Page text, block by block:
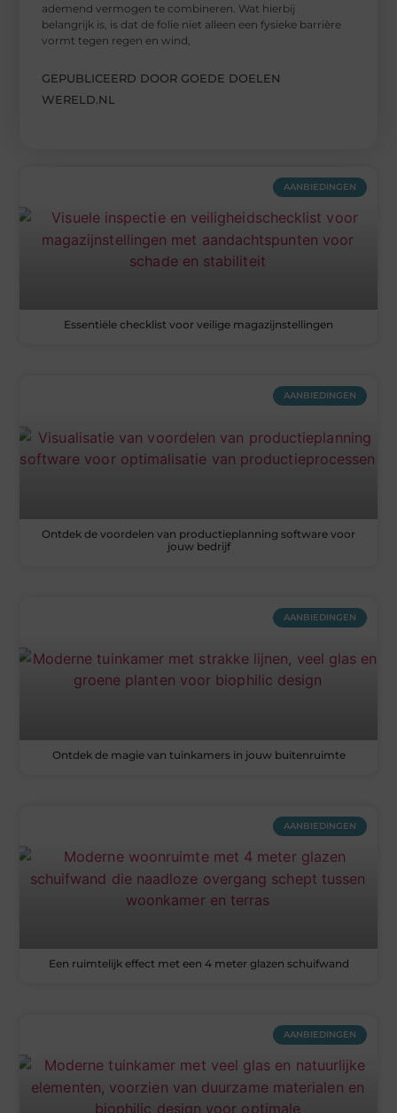
ademend vermogen te combineren. Wat hierbij
belangrijk is, is dat de folie niet alleen een fysieke barrière
vormt tegen regen en wind,
GEPUBLICEERD DOOR GOEDE DOELEN
WERELD.NL
AANBIEDINGEN
Essentiële checklist voor veilige magazijnstellingen
AANBIEDINGEN
Ontdek de voordelen van productieplanning software voor
jouw bedrijf
AANBIEDINGEN
Ontdek de magie van tuinkamers in jouw buitenruimte
AANBIEDINGEN
Een ruimtelijk effect met een 4 meter glazen schuifwand
AANBIEDINGEN